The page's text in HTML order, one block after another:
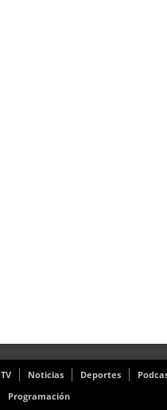
Noticias Deportes
Programación